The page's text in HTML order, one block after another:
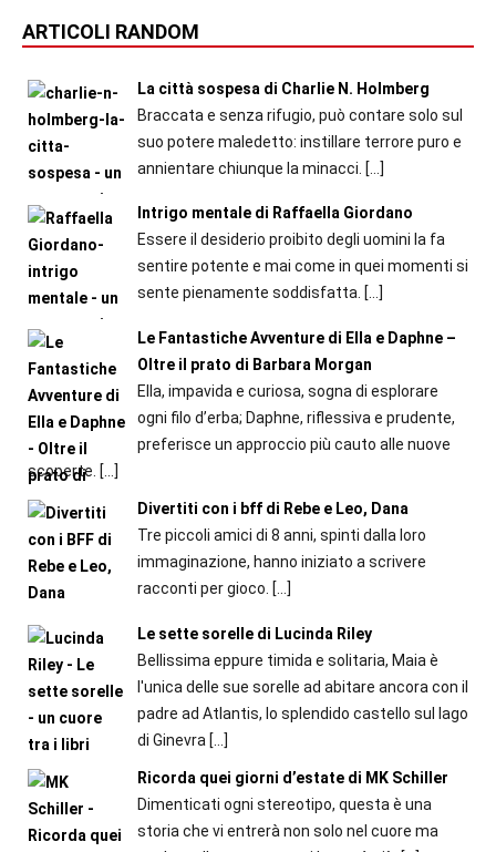
ARTICOLI RANDOM
La città sospesa di Charlie N. Holmberg
Braccata e senza rifugio, può contare solo sul
suo potere maledetto: instillare terrore puro e
annientare chiunque la minacci. […]
Intrigo mentale di Raffaella Giordano
Essere il desiderio proibito degli uomini la fa
sentire potente e mai come in quei momenti si
sente pienamente soddisfatta. […]
Le Fantastiche Avventure di Ella e Daphne –
Oltre il prato di Barbara Morgan
Ella, impavida e curiosa, sogna di esplorare
ogni filo d’erba; Daphne, riflessiva e prudente,
preferisce un approccio più cauto alle nuove
scoperte. […]
Divertiti con i bff di Rebe e Leo, Dana
Tre piccoli amici di 8 anni, spinti dalla loro
immaginazione, hanno iniziato a scrivere
racconti per gioco. […]
Le sette sorelle di Lucinda Riley
Bellissima eppure timida e solitaria, Maia è
l'unica delle sue sorelle ad abitare ancora con il
padre ad Atlantis, lo splendido castello sul lago
di Ginevra […]
Ricorda quei giorni d’estate di MK Schiller
Dimenticati ogni stereotipo, questa è una
storia che vi entrerà non solo nel cuore ma